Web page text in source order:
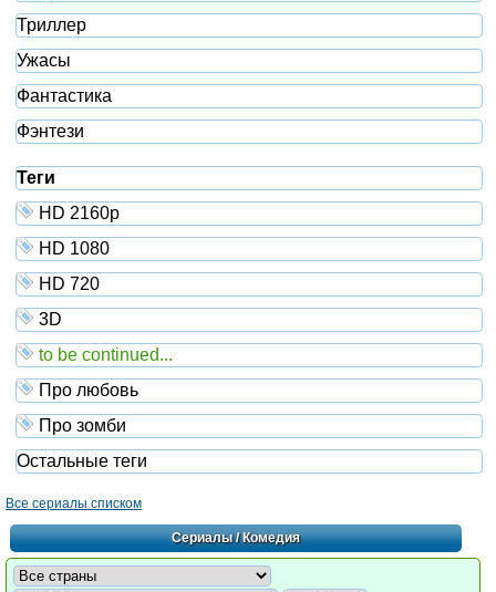
Триллер
Ужасы
Фантастика
Фэнтези
Теги
HD 2160р
HD 1080
HD 720
3D
to be continued...
Про любовь
Про зомби
Остальные теги
Все сериалы списком
Сериалы/ Комедия